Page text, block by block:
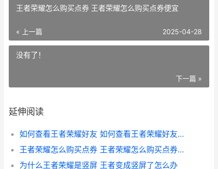
王者荣耀怎么购买点券 王者荣耀怎么购买点券便宜
« 上一篇 2025-04-28
没有了！
下一篇 »
延伸阅读
如何查看王者荣耀好友 如何查看王者荣耀好友对局
王者荣耀怎么购买点券 王者荣耀怎么购买点券便宜
为什么王者荣耀是竖屏 王者变成竖屏了怎么办